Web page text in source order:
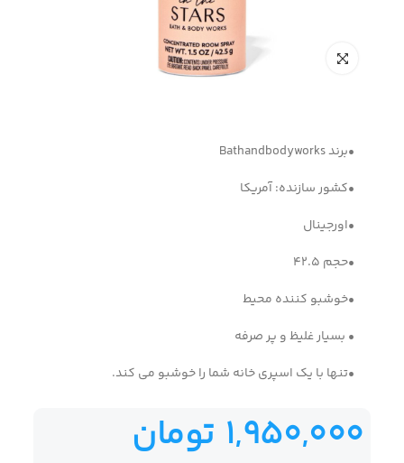
•برند Bathandbodyworks
•کشور سازنده: آمریکا
•اورجینال
•حجم 42.5
•خوشبو کننده محیط
• بسیار غلیظ و پر صرفه
•تنها با یک اسپری خانه شما را خوشبو می کند.
1,950,000 تومان